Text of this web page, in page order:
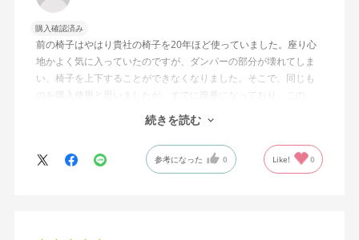
購入確認済み
前の椅子はやはり貴社の椅子を20年ほど使っていました。座り心
地かよく気に入っていたのですが、ダンパーの部分が壊れてしま
い、椅子を上下することができなくなりました。そこで、同じも
のを購入使用と思いましたが、すでに廃番になっており、この
MonEtを購入しました。やや固めの椅子ですが、使っているうち
になじんでくるのではと思っています。フローリング床で使って
いますが、ややキャスターがよく動きすぎるのが難点でしょう
か。
続きを読む
参考になった 0 Like! 0